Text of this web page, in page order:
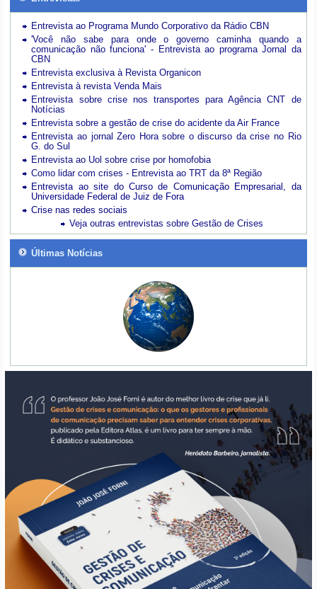
Entrevista ao Programa Mundo Corporativo da Rádio CBN
'Você não sabe para onde o governo caminha quando a
comunicação não funciona' - Entrevista ao programa Jornal da
CBN
Entrevista exclusiva à Revista Organicon
Entrevista à revista Venda Mais
Entrevista sobre crise nos transportes para Agência CNT de
Notícias
Entrevista sobre a gestão de crise do acidente da Air France
Entrevista ao jornal Zero Hora sobre o discurso da crise no Rio
G. do Sul
Entrevista ao Uol sobre crise por homofobia
Como lidar com crises - Entrevista ao TRT da 8ª Região
Entrevista ao site do Curso de Comunicação Empresarial, da
Universidade Federal de Juiz de Fora
Crise nas redes sociais
Veja outras entrevistas sobre Gestão de Crises
Últimas Notícias